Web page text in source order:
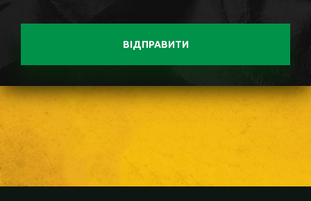
ВІДПРАВИТИ